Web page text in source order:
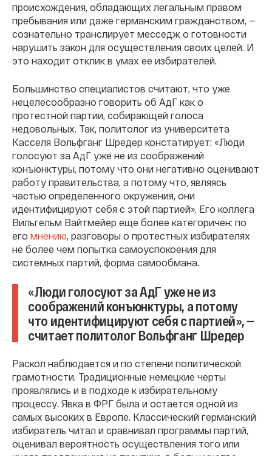
происхождения, обладающих легальным правом
пребывания или даже германским гражданством, —
сознательно транслирует месседж о готовности
нарушить закон для осуществления своих целей. И
это находит отклик в умах ее избирателей.
Большинство специалистов считают, что уже
нецелесообразно говорить об АдГ как о
протестной партии, собирающей голоса
недовольных. Так, политолог из университета
Касселя Вольфганг Шредер констатирует: «Люди
голосуют за АдГ уже не из соображений
конъюнктуры, потому что они негативно оценивают
работу правительства, а потому что, являясь
частью определенного окружения, они
идентифицируют себя с этой партией». Его коллега
Вильгельм Вайтмейер еще более категоричен: по
его мнению , разговоры о протестных избирателях
не более чем попытка самоуспокоения для
системных партий, форма самообмана.
«Люди голосуют за АдГ уже не из
соображений конъюнктуры, а потому
что идентифицируют себя с партией», —
считает политолог Вольфганг Шредер
Раскол наблюдается и по степени политической
грамотности. Традиционные немецкие черты
проявлялись и в подходе к избирательному
процессу. Явка в ФРГ была и остается одной из
самых высоких в Европе. Классический германский
избиратель читал и сравнивал программы партий,
оценивал вероятность осуществления того или